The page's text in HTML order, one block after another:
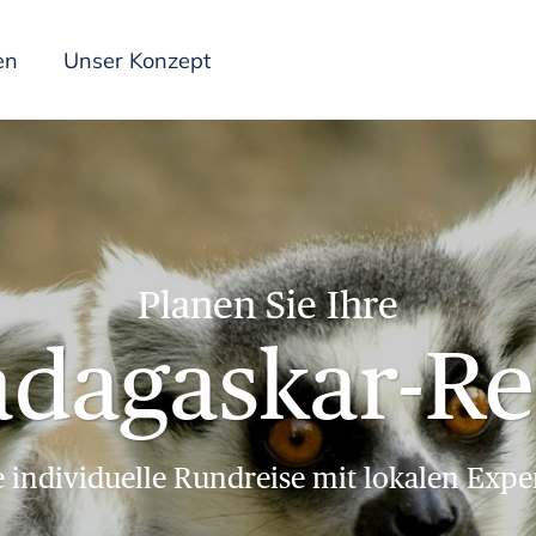
Unser Konzept
Planen Sie Ihre
individuelle Rundreise mit lokalen